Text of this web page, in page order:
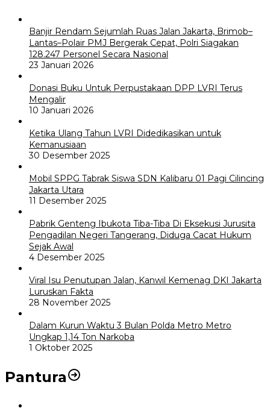
Banjir Rendam Sejumlah Ruas Jalan Jakarta, Brimob–
Lantas–Polair PMJ Bergerak Cepat, Polri Siagakan
128.247 Personel Secara Nasional
23 Januari 2026
Donasi Buku Untuk Perpustakaan DPP LVRI Terus
Mengalir
10 Januari 2026
Ketika Ulang Tahun LVRI Didedikasikan untuk
Kemanusiaan
30 Desember 2025
Mobil SPPG Tabrak Siswa SDN Kalibaru 01 Pagi Cilincing
Jakarta Utara
11 Desember 2025
Pabrik Genteng Ibukota Tiba-Tiba Di Eksekusi Jurusita
Pengadilan Negeri Tangerang, Diduga Cacat Hukum
Sejak Awal
4 Desember 2025
Viral Isu Penutupan Jalan, Kanwil Kemenag DKI Jakarta
Luruskan Fakta
28 November 2025
Dalam Kurun Waktu 3 Bulan Polda Metro Metro
Ungkap 1,14 Ton Narkoba
1 Oktober 2025
Pantura